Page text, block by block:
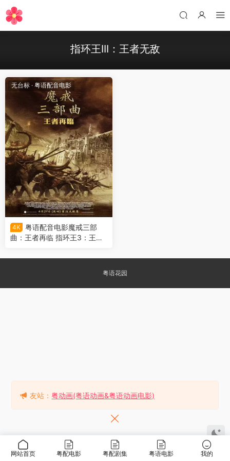
指环王III：王者无敌
无台标 · 粤语配音电影
4K 粤语配音电影魔戒三部
曲：王者再临 指环王3：王者
Lord of the Rings: The Retur
粤语花园
网站首页 粤配电影 粤配剧集 粤语电影 我的
友站：粤动画(粤语动画&粤语动画电影)